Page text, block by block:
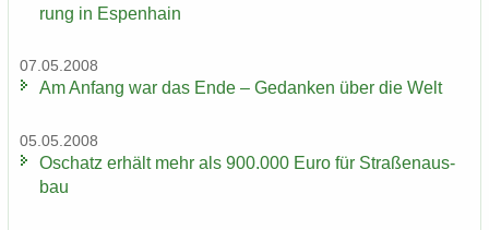
rung in Es­pen­hain
07.05.2008
Am An­fang war das Ende – Ge­dan­ken über die Welt
05.05.2008
Oschatz er­hält mehr als 900.000 Euro für Stra­ßen­aus­
bau